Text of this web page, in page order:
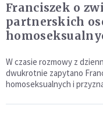
Franciszek o
partnerskich
W czasie rozmowy z
dwukrotnie zapytano
homoseksualnych i